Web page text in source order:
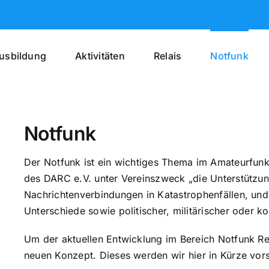
Aktivitäten Relais Notfunk
Notfunk
Der Notfunk ist ein wichtiges Thema im
des DARC e.V. unter Vereinszweck „die
Nachrichtenverbindungen in Katastrophenfällen,
Unterschiede sowie politischer, militärischer oder
Um der aktuellen Entwicklung im Bereich Notfunk
neuen Konzept. Dieses werden wir hier in Kürze